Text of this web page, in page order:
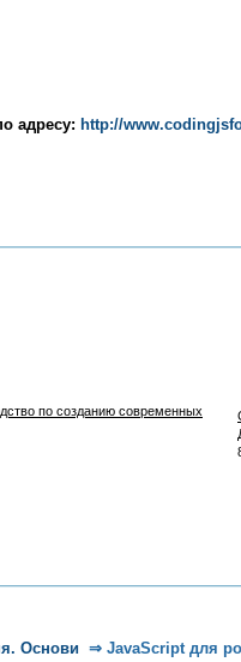
адресу: http://
по созданию современных
Основи ⇒ JavaScript для